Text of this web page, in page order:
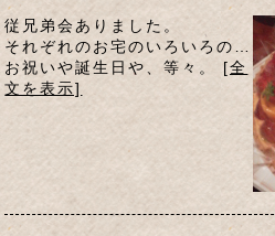
従兄弟会ありました。
それぞれのお宅のいろいろの…
お祝いや誕生日や、等々。 [全
文を表示]